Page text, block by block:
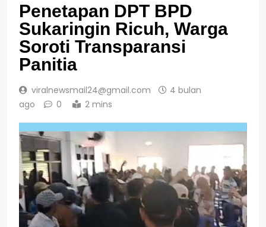
Penetapan DPT BPD
Sukaringin Ricuh, Warga
Soroti Transparansi
Panitia
viralnewsmail24@gmail.com
4 bulan
ago
0 2 mins